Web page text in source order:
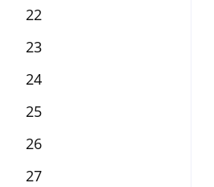
22
23
24
25
26
27